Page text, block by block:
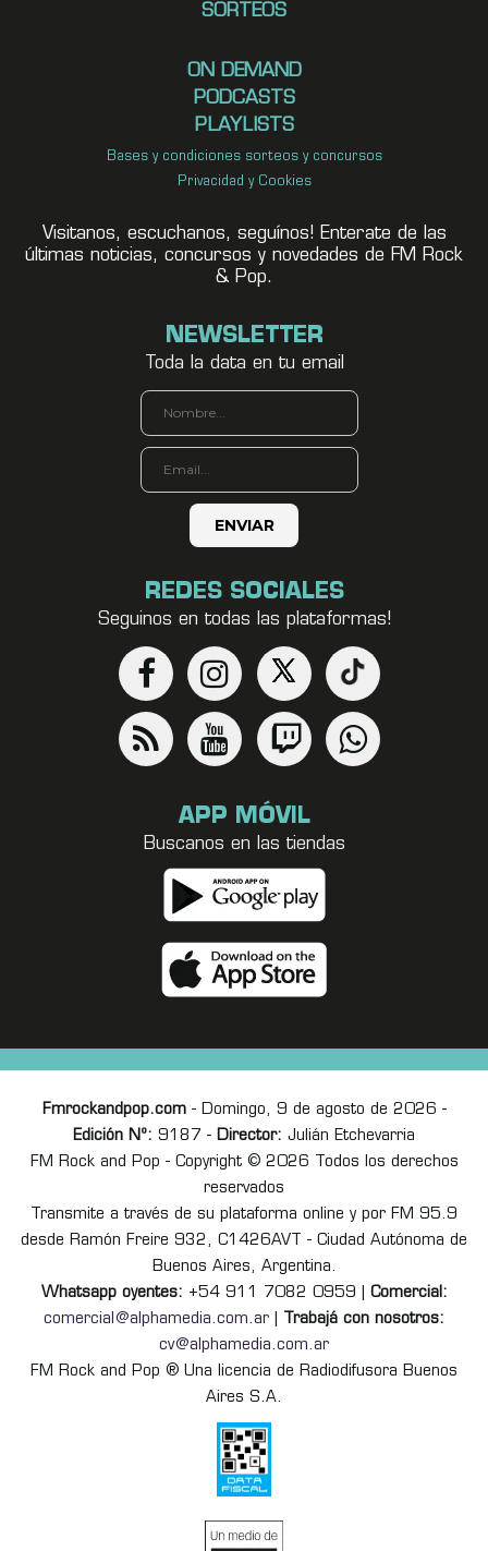
SORTEOS
ON DEMAND
PODCASTS
PLAYLISTS
Bases y condiciones sorteos y concursos
Privacidad y Cookies
Visitanos, escuchanos, seguínos! Enterate de las
últimas noticias, concursos y novedades de FM Rock
& Pop.
NEWSLETTER
Toda la data en tu email
REDES SOCIALES
Seguinos en todas las plataformas!
APP MÓVIL
Buscanos en las tiendas
Fmrockandpop.com- Domingo, 9 de agosto de 2026 -
Edición Nº: 9187 - Director: Julián Etchevarria
FM Rock and Pop - Copyright © 2026 Todos los derechos
reservados
Transmite a través de su plataforma online y por FM 95.9
desde Ramón Freire 932, C1426AVT - Ciudad Autónoma de
Buenos Aires, Argentina.
Whatsapp oyentes: +54 911 7082 0959 | Comercial:
comercial@alphamedia.com.ar
Trabajá con nosotros:
cv@alphamedia.com.ar
FM Rock and Pop ® Una licencia de Radiodifusora Buenos
Aires S.A.